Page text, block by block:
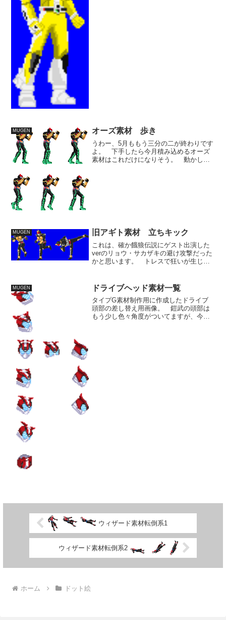
MUGEN オーズ素材 歩き
うわー、5月ももう三分の二が終わりです
よ。 下手したら今月積み込めるオーズ
素材はこれだけになりそう。 動かした
MUGEN 旧アギト素材 立ちキック
これは、確か餓狼伝説にゲスト出演した
verのリョウ・サカザキの避け攻撃だった
かと思います。 トレスで狂いが生じや
りにくいという点でした。 なにせライ
ダーは装甲部分以外は...
MUGEN ドライブヘッド素材一覧
タイプG素材制作用に作成したドライブ
頭部の差し替え用画像。 鎧武の頭部は
もう少し色々角度がついてますが、今回
ウィザード素材転倒系1
ウィザード素材転倒系2
ホーム ドット絵